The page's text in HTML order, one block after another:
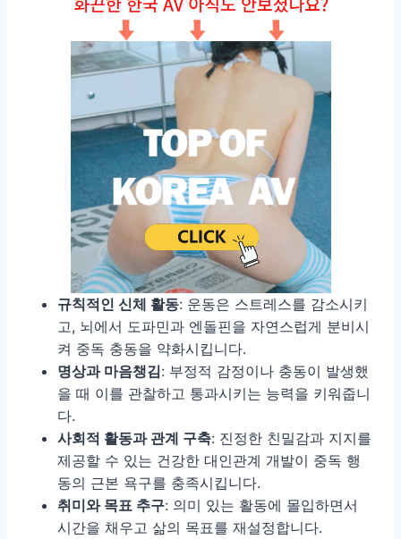
규칙적인 신체 활동: 운동은 스트레스를 감소시키
고, 뇌에서 도파민과 엔돌핀을 자연스럽게 분비시
켜 중독 충동을 약화시킵니다.
명상과 마음챙김: 부정적 감정이나 충동이 발생했
을 때 이를 관찰하고 통과시키는 능력을 키워줍니
다.
사회적 활동과 관계 구축: 진정한 친밀감과 지지를
제공할 수 있는 건강한 대인관계 개발이 중독 행
동의 근본 욕구를 충족시킵니다.
취미와 목표 추구: 의미 있는 활동에 몰입하면서
시간을 채우고 삶의 목표를 재설정합니다.